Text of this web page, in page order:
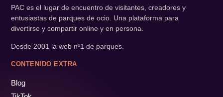
PAC es el lugar de encuentro de visitantes, creadores y
entusiastas de parques de ocio. Una plataforma para
divertirse y compartir online y en persona.
Desde 2001 la web nº1 de parques.
CONTENIDO EXTRA
Blog